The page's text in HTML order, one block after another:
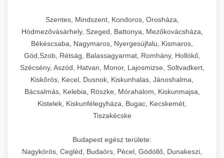
Szentes, Mindszent, Kondoros, Orosháza,
Hódmezővásárhely, Szeged, Battonya, Mezőkovácsháza,
Békéscsaba, Nagymaros, Nyergesújfalu, Kismaros,
Göd,Szob, Rétság, Balassagyarmat, Romhány, Hollókő,
Szécsény, Aszód, Hatvan, Monor, Lajosmizse, Soltvadkert,
Kiskőrös, Kecel, Dusnok, Kiskunhalas, Jánoshalma,
Bácsalmás, Kelebia, Röszke, Mórahalom, Kiskunmajsa,
Kistelek, Kiskunfélegyháza, Bugac, Kecskemét,
Tiszakécske
Budapest egész területe:
Nagykörös, Cegléd, Budaörs, Pécel, Gödöllő, Dunakeszi,